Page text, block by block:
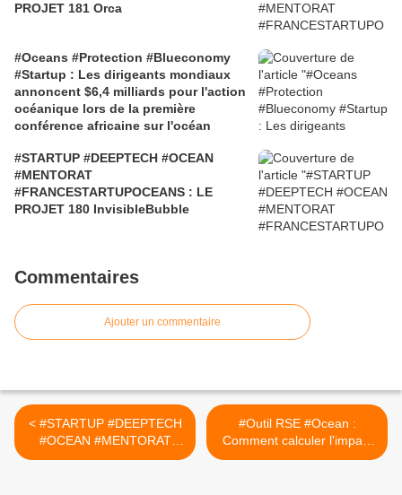
PROJET 181 Orca
#Oceans #Protection #Blueconomy
#Startup : Les dirigeants mondiaux
annoncent $6,4 milliards pour l'action
océanique lors de la première
conférence africaine sur l'océan
#STARTUP #DEEPTECH #OCEAN
#MENTORAT
#FRANCESTARTUPOCEANS : LE
PROJET 180 InvisibleBubble
Commentaires
Ajouter un commentaire
< #STARTUP #DEEPTECH
#OCEAN #MENTORAT
#FRANCESTARTUPOCEAN
#Outil RSE #Ocean :
Comment calculer l'impact
d'un entreprise sur l'océan